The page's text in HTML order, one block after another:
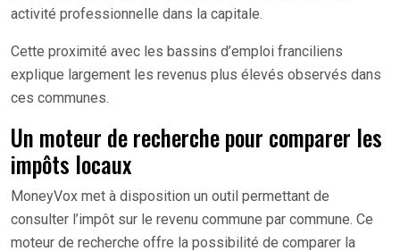
activité professionnelle dans la capitale.
Cette proximité avec les bassins d’emploi franciliens
explique largement les revenus plus élevés observés dans
ces communes.
Un moteur de recherche pour comparer les
impôts locaux
MoneyVox met à disposition un outil permettant de
consulter l’impôt sur le revenu commune par commune. Ce
moteur de recherche offre la possibilité de comparer la